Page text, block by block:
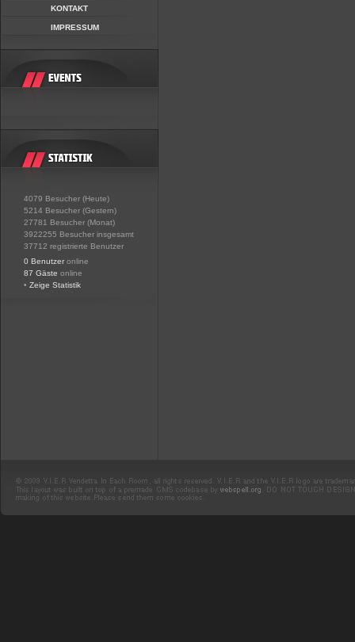
KONTAKT
IMPRESSUM
4079 Besucher (Heute)
5214 Besucher (Gestern)
27781 Besucher (Monat)
3922255 Besucher insgesamt
37712 registrierte Benutzer
0 Benutzer online
87 Gäste online
• Zeige Statistik